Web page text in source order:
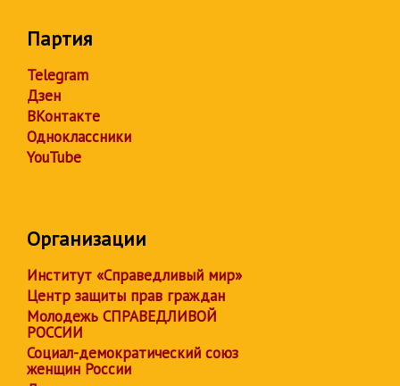
Партия
Telegram
Дзен
ВКонтакте
Одноклассники
YouTube
Организации
Институт «Справедливый мир»
Центр защиты прав граждан
Молодежь СПРАВЕДЛИВОЙ
РОССИИ
Социал-демократический союз
женщин России